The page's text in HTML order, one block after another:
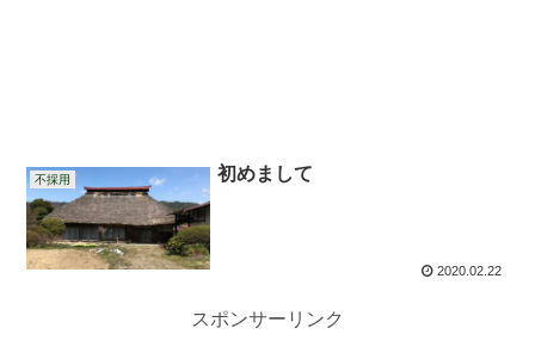
不採用 初めまして
2020.02.22
スポンサーリンク